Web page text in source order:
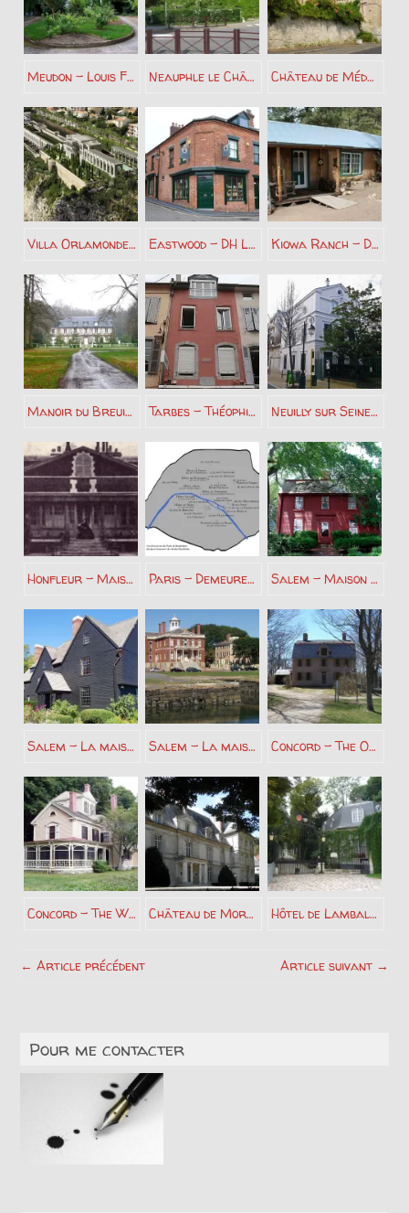
Meudon – Louis Ferdinand Céline Neauphle le Château – Marguerite Duras Château de Médan – Maurice Maeterlinck
Villa Orlamonde « Palais Maeterlinck » – Maurice Maeterlinck Eastwood – DH Lawrence Kiowa Ranch – DH Lawrence
Manoir du Breuil – Françoise Sagan Tarbes – Théophile Gautier Neuilly sur Seine – Théophile Gautier
Honfleur – Maison Joujou Charles Baudelaire Paris – Demeures parisiennes de Charles Baudelaire Salem – Maison natale de Nathaniel Hawthorne
Salem – La maison aux sept pignons – Nathaniel Hawthorne Salem – La maison des Douanes – Nathaniel Hawthorne Concord – The Old Manse – Nathaniel Hawthorne
Concord – The Wayside – Nathaniel Hawthorne Château de Mortefontaine – Gérard de Nerval Hôtel de Lamballe – Maison du docteur Blanche – Paris – Gérard de Nerval
← Article précédent Article suivant →
Pour me contacter